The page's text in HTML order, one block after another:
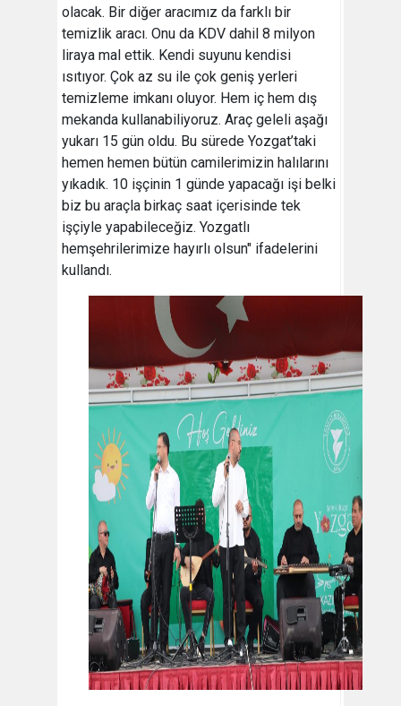
olacak. Bir diğer aracımız da farklı bir
temizlik aracı. Onu da KDV dahil 8 milyon
liraya mal ettik. Kendi suyunu kendisi
ısıtıyor. Çok az su ile çok geniş yerleri
temizleme imkanı oluyor. Hem iç hem dış
mekanda kullanabiliyoruz. Araç geleli aşağı
yukarı 15 gün oldu. Bu sürede Yozgat’taki
hemen hemen bütün camilerimizin halılarını
yıkadık. 10 işçinin 1 günde yapacağı işi belki
biz bu araçla birkaç saat içerisinde tek
işçiyle yapabileceğiz. Yozgatlı
hemşehrilerimize hayırlı olsun" ifadelerini
kullandı.